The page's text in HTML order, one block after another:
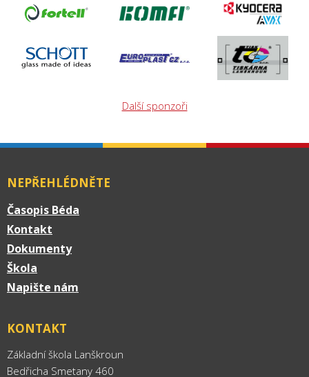
Další sponzoři
NEPŘEHLÉDNĚTE
Časopis Béda
Kontakt
Dokumenty
Škola
Napište nám
KONTAKT
Základní škola Lanškroun
Bedřicha Smetany 460